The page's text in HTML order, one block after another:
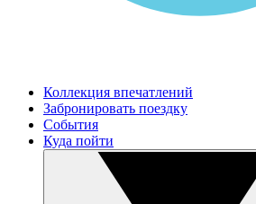
Коллекция впечатлений
Забронировать поездку
События
Куда пойти